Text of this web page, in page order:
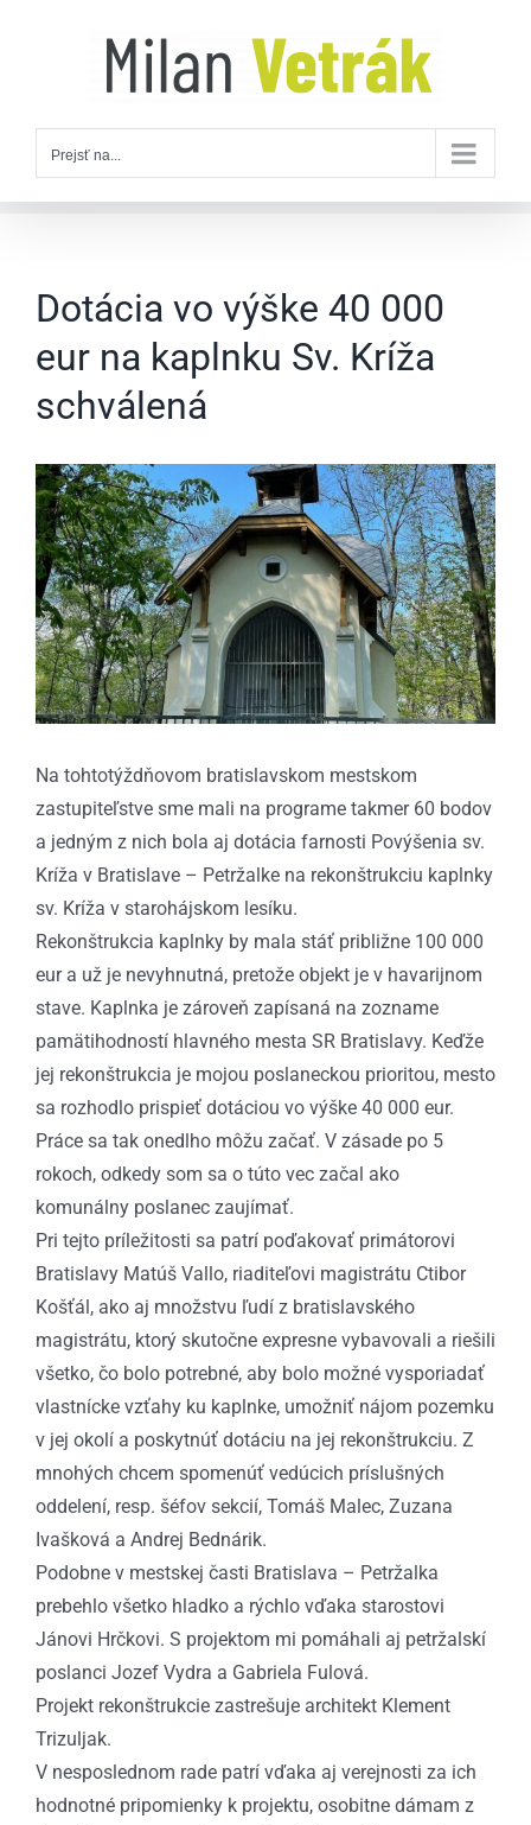
Prejsť na...
Dotácia vo výške 40 000
eur na kaplnku Sv. Kríža
schválená
Zobraziť
väčší
obrázok
Na tohtotýždňovom bratislavskom mestskom
zastupiteľstve sme mali na programe takmer 60 bodov
a jedným z nich bola aj dotácia farnosti Povýšenia sv.
Kríža v Bratislave – Petržalke na rekonštrukciu kaplnky
sv. Kríža v starohájskom lesíku.
Rekonštrukcia kaplnky by mala stáť približne 100 000
eur a už je nevyhnutná, pretože objekt je v havarijnom
stave. Kaplnka je zároveň zapísaná na zozname
pamätihodností hlavného mesta SR Bratislavy. Keďže
jej rekonštrukcia je mojou poslaneckou prioritou, mesto
sa rozhodlo prispieť dotáciou vo výške 40 000 eur.
Práce sa tak onedlho môžu začať. V zásade po 5
rokoch, odkedy som sa o túto vec začal ako
komunálny poslanec zaujímať.
Pri tejto príležitosti sa patrí poďakovať primátorovi
Bratislavy Matúš Vallo, riaditeľovi magistrátu Ctibor
Košťál, ako aj množstvu ľudí z bratislavského
magistrátu, ktorý skutočne expresne vybavovali a riešili
všetko, čo bolo potrebné, aby bolo možné vysporiadať
vlastnícke vzťahy ku kaplnke, umožniť nájom pozemku
v jej okolí a poskytnúť dotáciu na jej rekonštrukciu. Z
mnohých chcem spomenúť vedúcich príslušných
oddelení, resp. šéfov sekcií, Tomáš Malec, Zuzana
Ivašková a Andrej Bednárik.
Podobne v mestskej časti Bratislava – Petržalka
prebehlo všetko hladko a rýchlo vďaka starostovi
Jánovi Hrčkovi. S projektom mi pomáhali aj petržalskí
poslanci Jozef Vydra a Gabriela Fulová.
Projekt rekonštrukcie zastrešuje architekt Klement
Trizuljak.
V nesposlednom rade patrí vďaka aj verejnosti za ich
hodnotné pripomienky k projektu, osobitne dámam z